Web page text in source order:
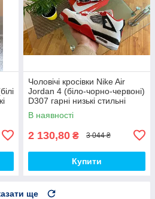
Чоловічі кросівки Nike Air
Jordan 4 (біло-чорно-червоні)
D307 гарні низькі стильні
кроси топ
В наявності
2 130,80 ₴ 3 044 ₴
Купити
ще